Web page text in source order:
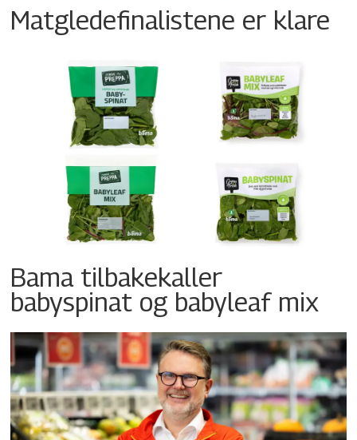
Matgledefinalistene er klare
Bama tilbakekaller
babyspinat og babyleaf mix